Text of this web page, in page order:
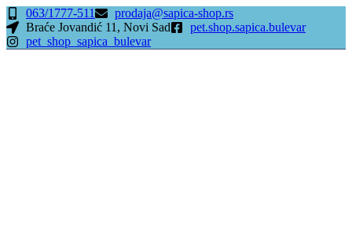
063/1777-511
prodaja@sapica-shop.rs
Braće Jovandić 11, Novi Sad
pet.shop.sapica.bulevar
pet_shop_sapica_bulevar